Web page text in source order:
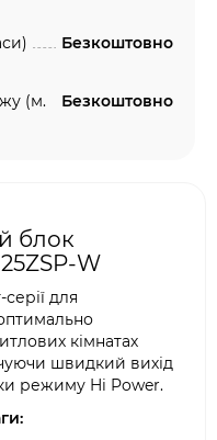
Безкоштовно
(м.
Безкоштовно
блок
W
для
кімнатах
швидкий вихід
режиму Hi Power.